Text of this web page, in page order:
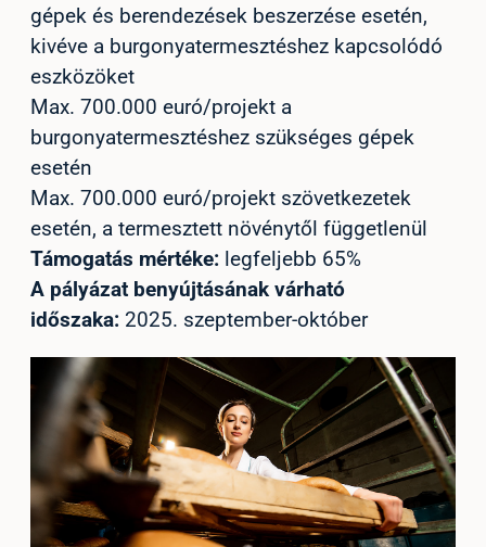
gépek és berendezések beszerzése esetén,
kivéve a burgonyatermesztéshez kapcsolódó
eszközöket
Max. 700.000 euró/projekt a
burgonyatermesztéshez szükséges gépek
esetén
Max. 700.000 euró/projekt szövetkezetek
esetén, a termesztett növénytől függetlenül
Támogatás mértéke: legfeljebb 65%
A pályázat benyújtásának várható
időszaka: 2025. szeptember-október